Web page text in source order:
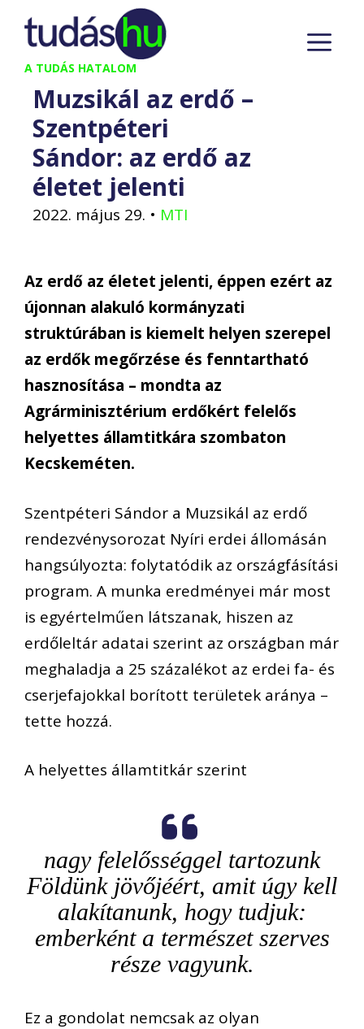
Kilépés
tartalomba
A TUDÁS HATALOM
Muzsikál az erdő –
Szentpéteri
Sándor: az erdő az
életet jelenti
2022. május 29. • MTI
Az erdő az életet jelenti, éppen ezért az
újonnan alakuló kormányzati
struktúrában is kiemelt helyen szerepel
az erdők megőrzése és fenntartható
hasznosítása – mondta az
Agrárminisztérium erdőkért felelős
helyettes államtitkára szombaton
Kecskeméten.
Szentpéteri Sándor a Muzsikál az erdő
rendezvénysorozat Nyíri erdei állomásán
hangsúlyozta: folytatódik az országfásítási
program. A munka eredményei már most
is egyértelműen látszanak, hiszen az
erdőleltár adatai szerint az országban már
meghaladja a 25 százalékot az erdei fa- és
cserjefajokkal borított területek aránya –
tette hozzá.
A helyettes államtitkár szerint
nagy felelősséggel tartozunk
Földünk jövőjéért, amit úgy kell
alakítanunk, hogy tudjuk:
emberként a természet szerves
része vagyunk.
Ez a gondolat nemcsak az olyan